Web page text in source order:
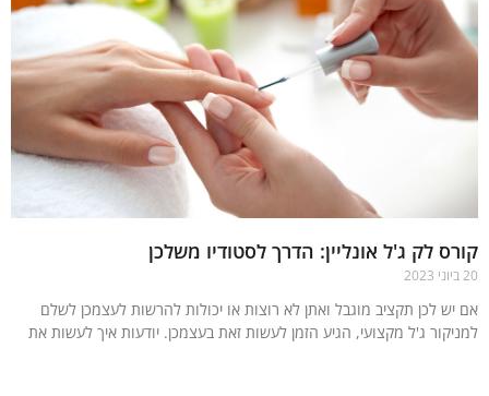
לק ג'ל אונליין: הדרך לסטודיו משלכן
לכן תקציב מוגבל ואתן לא רוצות או יכולות להרשות לעצמכן לשלם
ג'ל מקצועי, הגיע הזמן לעשות זאת בעצמכן. יודעות איך לעשות את